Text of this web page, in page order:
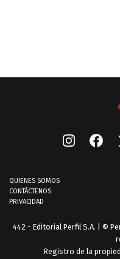
QUIENES SOMOS
CONTÁCTENOS
PRIVACIDAD
442 - Editorial Perfil S.A. | ©
Registro de la